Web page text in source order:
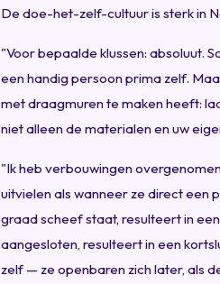
De doe-het-zelf-cultuur is sterk in
"Voor bepaalde klussen: absoluut.
een handig persoon prima zelf.
met draagmuren te maken heeft:
niet alleen de materialen en uw
"Ik heb verbouwingen
uitvielen als wanneer ze direct een
graad scheef staat, resulteert in
aangesloten, resulteert in een
zelf — ze openbaren zich later, als